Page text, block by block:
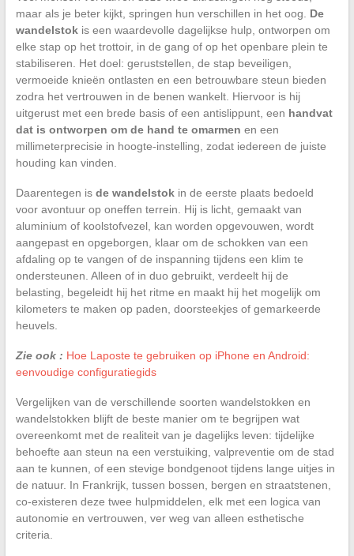
maar als je beter kijkt, springen hun verschillen in het oog. De
wandelstokis een waardevolle dagelijkse hulp, ontworpen om
elke stap op het trottoir, in de gang of op het openbare plein te
stabiliseren. Het doel: geruststellen, de stap beveiligen,
vermoeide knieën ontlasten en een betrouwbare steun bieden
zodra het vertrouwen in de benen wankelt. Hiervoor is hij
uitgerust met een brede basis of een antislippunt, een handvat
dat is ontworpen om de hand te omarmen en een
millimeterprecisie in hoogte-instelling, zodat iedereen de juiste
houding kan vinden.
Daarentegen is de wandelstokin de eerste plaats bedoeld
voor avontuur op oneffen terrein. Hij is licht, gemaakt van
aluminium of koolstofvezel, kan worden opgevouwen, wordt
aangepast en opgeborgen, klaar om de schokken van een
afdaling op te vangen of de inspanning tijdens een klim te
ondersteunen. Alleen of in duo gebruikt, verdeelt hij de
belasting, begeleidt hij het ritme en maakt hij het mogelijk om
kilometers te maken op paden, doorsteekjes of gemarkeerde
heuvels.
Zie ook : Hoe Laposte te gebruiken op iPhone en Android:
eenvoudige configuratiegids
Vergelijken van de verschillende soorten wandelstokken en
wandelstokken blijft de beste manier om te begrijpen wat
overeenkomt met de realiteit van je dagelijks leven: tijdelijke
behoefte aan steun na een verstuiking, valpreventie om de stad
aan te kunnen, of een stevige bondgenoot tijdens lange uitjes in
de natuur. In Frankrijk, tussen bossen, bergen en straatstenen,
co-existeren deze twee hulpmiddelen, elk met een logica van
autonomie en vertrouwen, ver weg van alleen esthetische
criteria.